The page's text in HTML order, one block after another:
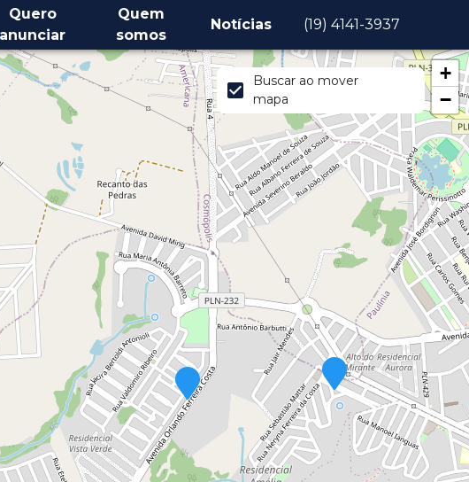
Quero
anunciar
Quem
somos
Notícias (19) 4141-3937
+
−
Buscar ao mover
mapa